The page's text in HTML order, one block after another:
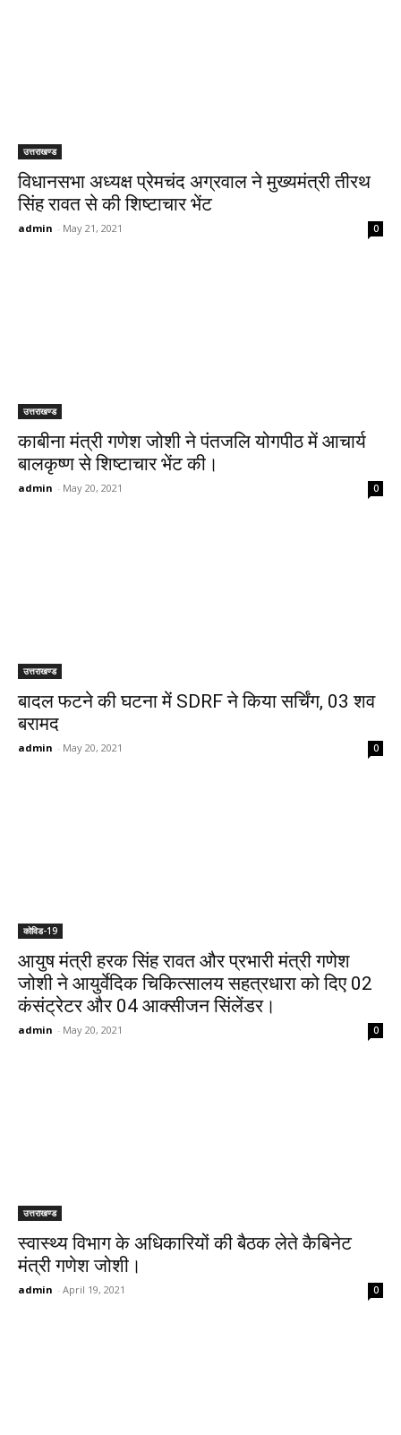
उत्तराखण्ड
विधानसभा अध्यक्ष प्रेमचंद अग्रवाल ने मुख्यमंत्री तीरथ
सिंह रावत से की शिष्टाचार भेंट
admin - May 21, 2021 0
उत्तराखण्ड
काबीना मंत्री गणेश जोशी ने पंतजलि योगपीठ में आचार्य
बालकृष्ण से शिष्टाचार भेंट की।
admin - May 20, 2021 0
उत्तराखण्ड
बादल फटने की घटना में SDRF ने किया सर्चिंग, 03 शव
बरामद
admin - May 20, 2021 0
कोविड-19
आयुष मंत्री हरक सिंह रावत और प्रभारी मंत्री गणेश
जोशी ने आयुर्वेदिक चिकित्सालय सहत्रधारा को दिए 02
कंसंट्रेटर और 04 आक्सीजन सिंलेंडर।
admin - May 20, 2021 0
उत्तराखण्ड
स्वास्थ्य विभाग के अधिकारियों की बैठक लेते कैबिनेट
मंत्री गणेश जोशी।
admin - April 19, 2021 0